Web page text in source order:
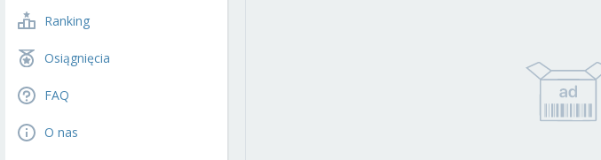
Ranking
Osiągnięcia
FAQ
O nas